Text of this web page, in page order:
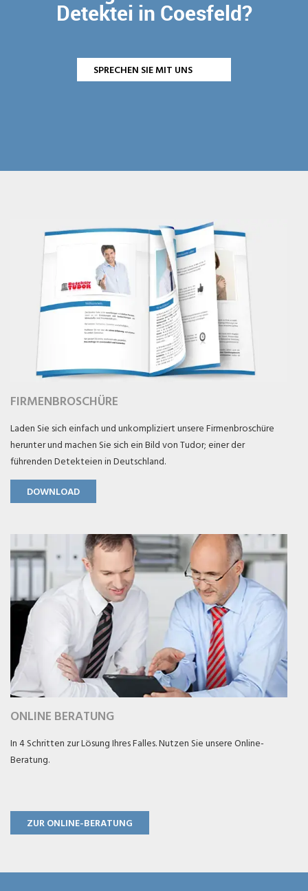
Detektei in Coesfeld?
SPRECHEN SIE MIT UNS
FIRMENBROSCHÜRE
Laden Sie sich einfach und unkompliziert unsere Firmenbroschüre
herunter und machen Sie sich ein Bild von Tudor; einer der
führenden Detekteien in Deutschland.
DOWNLOAD
ONLINE BERATUNG
In 4 Schritten zur Lösung Ihres Falles. Nutzen Sie unsere Online-
Beratung.
ZUR ONLINE-BERATUNG